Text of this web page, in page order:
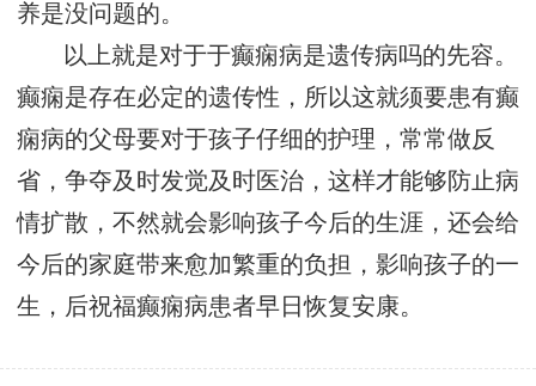
养是没问题的。
以上就是对于于癫痫病是遗传病吗的先容。
癫痫是存在必定的遗传性，所以这就须要患有癫
痫病的父母要对于孩子仔细的护理，常常做反
省，争夺及时发觉及时医治，这样才能够防止病
情扩散，不然就会影响孩子今后的生涯，还会给
今后的家庭带来愈加繁重的负担，影响孩子的一
生，后祝福癫痫病患者早日恢复安康。